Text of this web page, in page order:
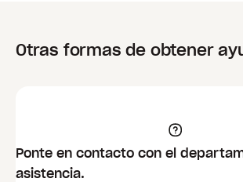
Otras formas de obtener
Ponte en contacto con el
asistencia.